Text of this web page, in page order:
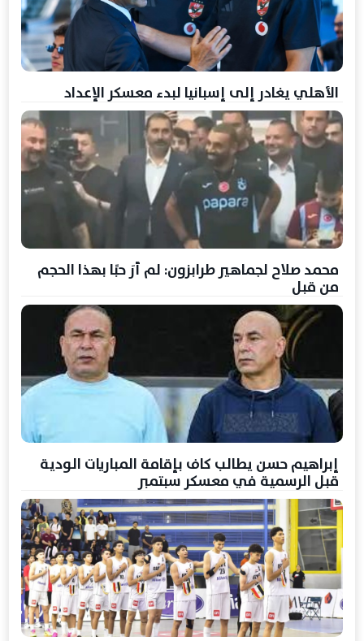
الأهلي يغادر إلى إسبانيا لبدء معسكر الإعداد
محمد صلاح لجماهير طرابزون: لم أرَ حبًا بهذا الحجم
من قبل
إبراهيم حسن يطالب كاف بإقامة المباريات الودية
قبل الرسمية في معسكر سبتمبر